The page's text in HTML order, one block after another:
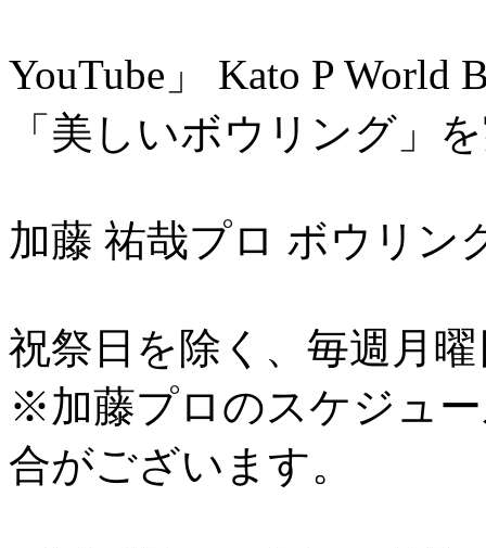
YouTube」 Kato P World
「美しいボウリング」
加藤 祐哉プロ ボウリン
祝祭日を除く、毎週月曜
※加藤プロのスケジュ
合がございます。